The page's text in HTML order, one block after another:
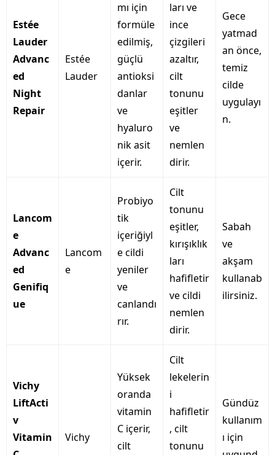
Estée
Lauder
Advanc
ed
Night
Repair
Estée
Lauder
mı için
formüle
edilmiş,
güçlü
antioksi
danlar
ve
hyaluro
nik asit
içerir.
ları ve
ince
çizgileri
azaltır,
cilt
tonunu
eşitler
ve
nemlen
dirir.
Gece
yatmad
an önce,
temiz
cilde
uygulayı
n.
Lancom
e
Advanc
ed
Genifiq
ue
Lancom
e
Probiyo
tik
içeriğiyl
e cildi
yeniler
ve
canlandı
rır.
Cilt
tonunu
eşitler,
kırışıklık
ları
hafifletir
ve cildi
nemlen
dirir.
Sabah
ve
akşam
kullanab
ilirsiniz.
Vichy
LiftActi
v
Vitamin
Vichy
Yüksek
oranda
vitamin
C içerir,
cilt
Cilt
lekelerin
i
hafifletir
, cilt
tonunu
Gündüz
kullanım
ı için